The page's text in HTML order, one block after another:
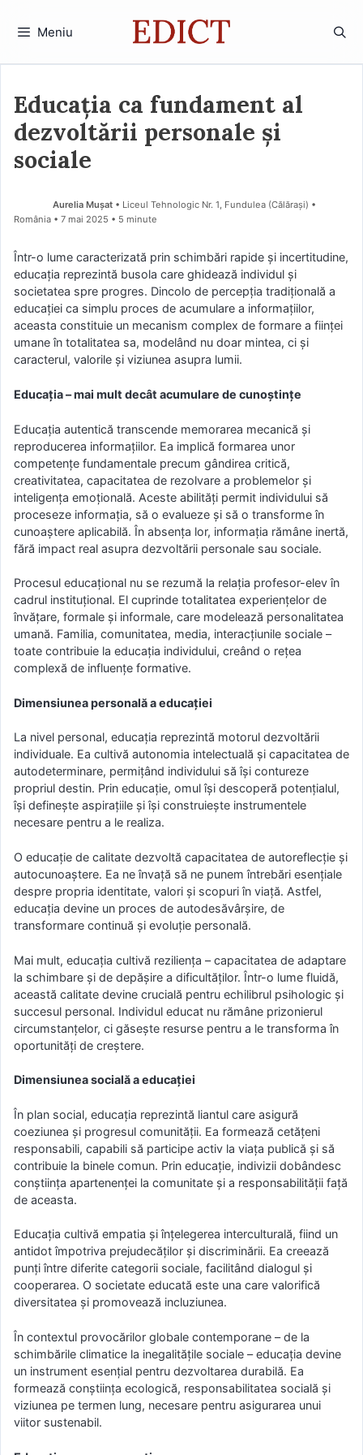
Meniu
Educația ca fundament al
dezvoltării personale și
sociale
Aurelia Mușat • Liceul Tehnologic Nr. 1, Fundulea (Călărași) •
România
7 mai 2025 • 5 minute
Într-o lume caracterizată prin schimbări rapide și incertitudine,
educația reprezintă busola care ghidează individul și
societatea spre progres. Dincolo de percepția tradițională a
educației ca simplu proces de acumulare a informațiilor,
aceasta constituie un mecanism complex de formare a ființei
umane în totalitatea sa, modelând nu doar mintea, ci și
caracterul, valorile și viziunea asupra lumii.
Educația – mai mult decât acumulare de cunoștințe
Educația autentică transcende memorarea mecanică și
reproducerea informațiilor. Ea implică formarea unor
competențe fundamentale precum gândirea critică,
creativitatea, capacitatea de rezolvare a problemelor și
inteligența emoțională. Aceste abilități permit individului să
proceseze informația, să o evalueze și să o transforme în
cunoaștere aplicabilă. În absența lor, informația rămâne inertă,
fără impact real asupra dezvoltării personale sau sociale.
Procesul educațional nu se rezumă la relația profesor-elev în
cadrul instituțional. El cuprinde totalitatea experiențelor de
învățare, formale și informale, care modelează personalitatea
umană. Familia, comunitatea, media, interacțiunile sociale –
toate contribuie la educația individului, creând o rețea
complexă de influențe formative.
Dimensiunea personală a educației
La nivel personal, educația reprezintă motorul dezvoltării
individuale. Ea cultivă autonomia intelectuală și capacitatea de
autodeterminare, permițând individului să își contureze
propriul destin. Prin educație, omul își descoperă potențialul,
își definește aspirațiile și își construiește instrumentele
necesare pentru a le realiza.
O educație de calitate dezvoltă capacitatea de autoreflecție și
autocunoaștere. Ea ne învață să ne punem întrebări esențiale
despre propria identitate, valori și scopuri în viață. Astfel,
educația devine un proces de autodesăvârșire, de
transformare continuă și evoluție personală.
Mai mult, educația cultivă reziliența – capacitatea de adaptare
la schimbare și de depășire a dificultăților. Într-o lume fluidă,
această calitate devine crucială pentru echilibrul psihologic și
succesul personal. Individul educat nu rămâne prizonierul
circumstanțelor, ci găsește resurse pentru a le transforma în
oportunități de creștere.
Dimensiunea socială a educației
În plan social, educația reprezintă liantul care asigură
coeziunea și progresul comunității. Ea formează cetățeni
responsabili, capabili să participe activ la viața publică și să
contribuie la binele comun. Prin educație, indivizii dobândesc
conștiința apartenenței la comunitate și a responsabilității față
de aceasta.
Educația cultivă empatia și înțelegerea interculturală, fiind un
antidot împotriva prejudecăților și discriminării. Ea creează
punți între diferite categorii sociale, facilitând dialogul și
cooperarea. O societate educată este una care valorifică
diversitatea și promovează incluziunea.
În contextul provocărilor globale contemporane – de la
schimbările climatice la inegalitățile sociale – educația devine
un instrument esențial pentru dezvoltarea durabilă. Ea
formează conștiința ecologică, responsabilitatea socială și
viziunea pe termen lung, necesare pentru asigurarea unui
viitor sustenabil.